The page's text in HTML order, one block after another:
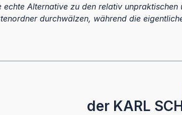
echte Alternative zu den relativ
durchwälzen, während die
der KARL